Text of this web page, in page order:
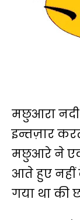
मछुआरा
इन्तज़ार
मछुआरे ने
आते हुए
गया था की